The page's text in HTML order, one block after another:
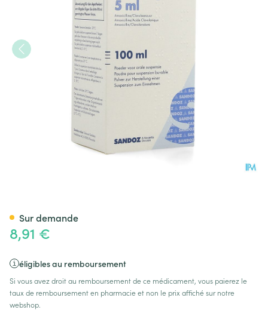
8,91 €
éligibles au remboursement
Si vous avez droit au remboursement de ce médicament, vous paierez le
taux de remboursement en pharmacie et non le prix affiché sur notre
webshop.
Sur demande